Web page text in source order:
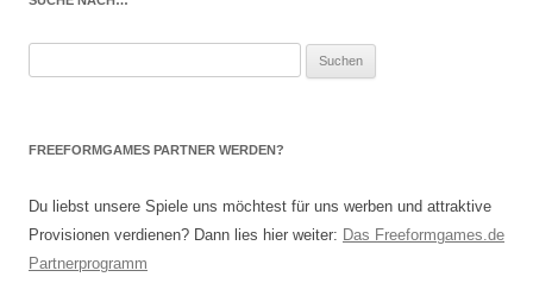
FREEFORMGAMES PARTNER WERDEN?
Du liebst unsere Spiele uns möchtest für uns werben und attraktive
Provisionen verdienen? Dann lies hier weiter: Das Freeformgames.de
Partnerprogramm